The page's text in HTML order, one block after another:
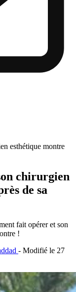
esthétique montre
chirurgien
de sa
fait opérer et son
!
- Modifié le 27